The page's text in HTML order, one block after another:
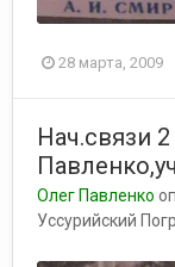
28 марта, 2009
Нач.связи
Олег Павленко
Уссурийский